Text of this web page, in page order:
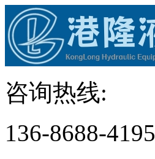
咨询热线:
136-8688-4195